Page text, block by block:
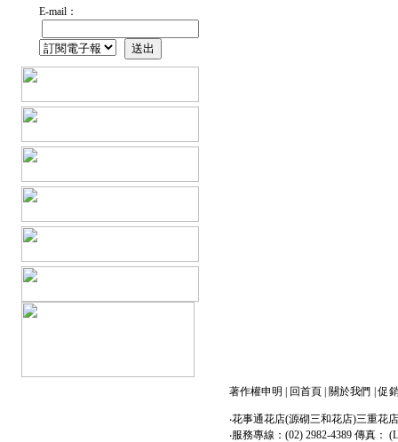
E-mail：
著作權申明 回首頁 關於我們 |促
‧花事通花店(源砌三和花店)三重花
‧服務專線：(02) 2982-4389 傳真：